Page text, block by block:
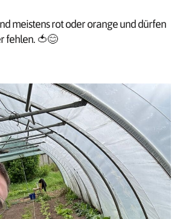
meistens rot oder orange und dürfen
fehlen. 🍅😊